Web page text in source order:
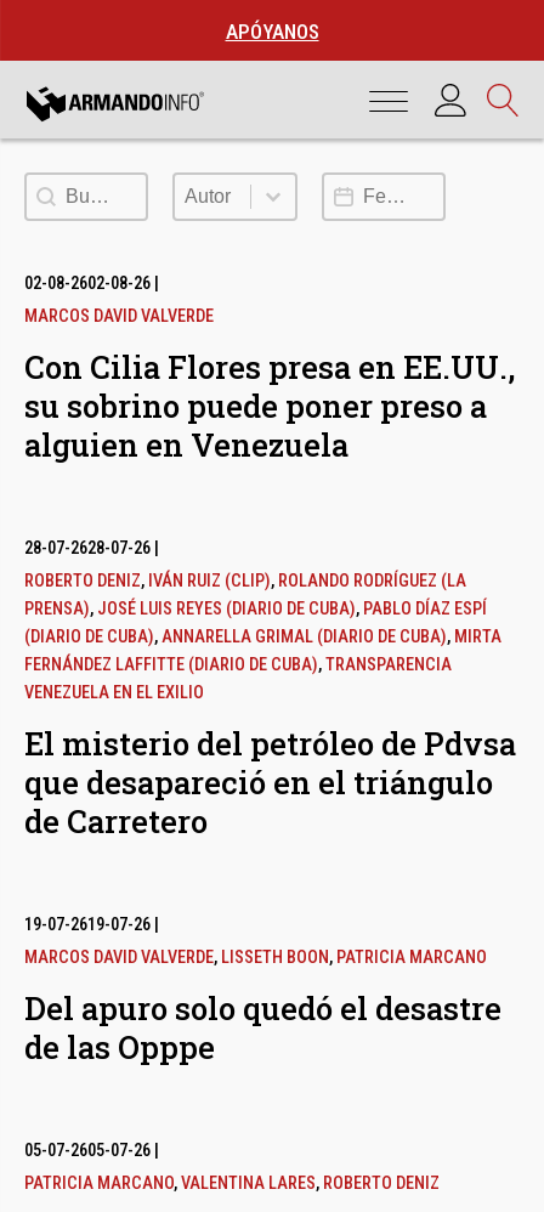
APÓYANOS
Buscar Autor
Autor Fecha de publicación
02-08-2602-08-26
MARCOS DAVID VALVERDE
Con Cilia Flores presa en EE.UU.,
su sobrino puede poner preso a
alguien en Venezuela
28-07-2628-07-26
ROBERTO DENIZ, IVÁN RUIZ (CLIP), ROLANDO RODRÍGUEZ (LA
PRENSA), JOSÉ LUIS REYES (DIARIO DE CUBA), PABLO DÍAZ ESPÍ
(DIARIO DE CUBA),ANNARELLA GRIMAL (DIARIO DE CUBA), MIRTA
FERNÁNDEZ LAFFITTE (DIARIO DE CUBA),TRANSPARENCIA
VENEZUELA EN EL EXILIO
El misterio del petróleo de Pdvsa
que desapareció en el triángulo
de Carretero
19-07-2619-07-26
MARCOS DAVID VALVERDE, LISSETH BOON, PATRICIA MARCANO
Del apuro solo quedó el desastre
de las Opppe
05-07-2605-07-26
PATRICIA MARCANO,VALENTINA LARES, ROBERTO DENIZ